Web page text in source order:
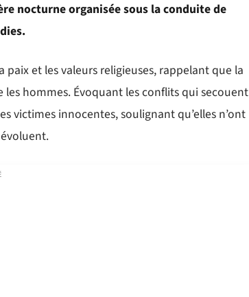
nocturne organisée sous la conduite de
et les valeurs religieuses, rappelant que la
hommes. Évoquant les conflits qui secouent
victimes innocentes, soulignant qu’elles n’ont